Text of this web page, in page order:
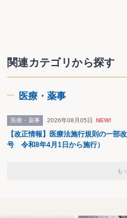
関連カテゴリから探す
医療・薬事
医療・薬事 2026年08月05日 NEW!
【改正情報】医療法施行規則の一部
号 令和8年4月1日から施行）
も